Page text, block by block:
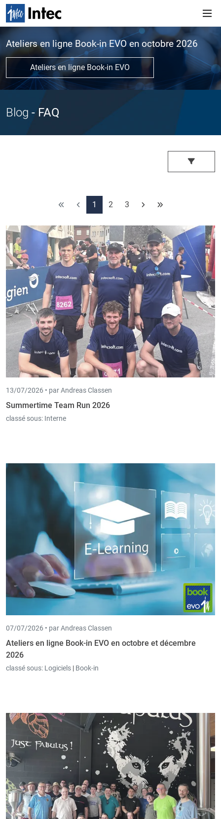
Ateliers en ligne Book-in EVO en octobre 2026
Ateliers en ligne Book-in EVO
Blog - FAQ
1 2 3
13/07/2026 • par Andreas Classen
Summertime Team Run 2026
classé sous: Interne
07/07/2026 • par Andreas Classen
Ateliers en ligne Book-in EVO en octobre et décembre
2026
classé sous: Logiciels | Book-in